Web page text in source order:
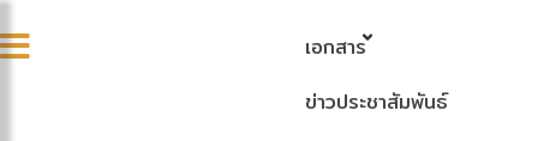
เอกสาร
ข่าวประชาสัมพันธ์